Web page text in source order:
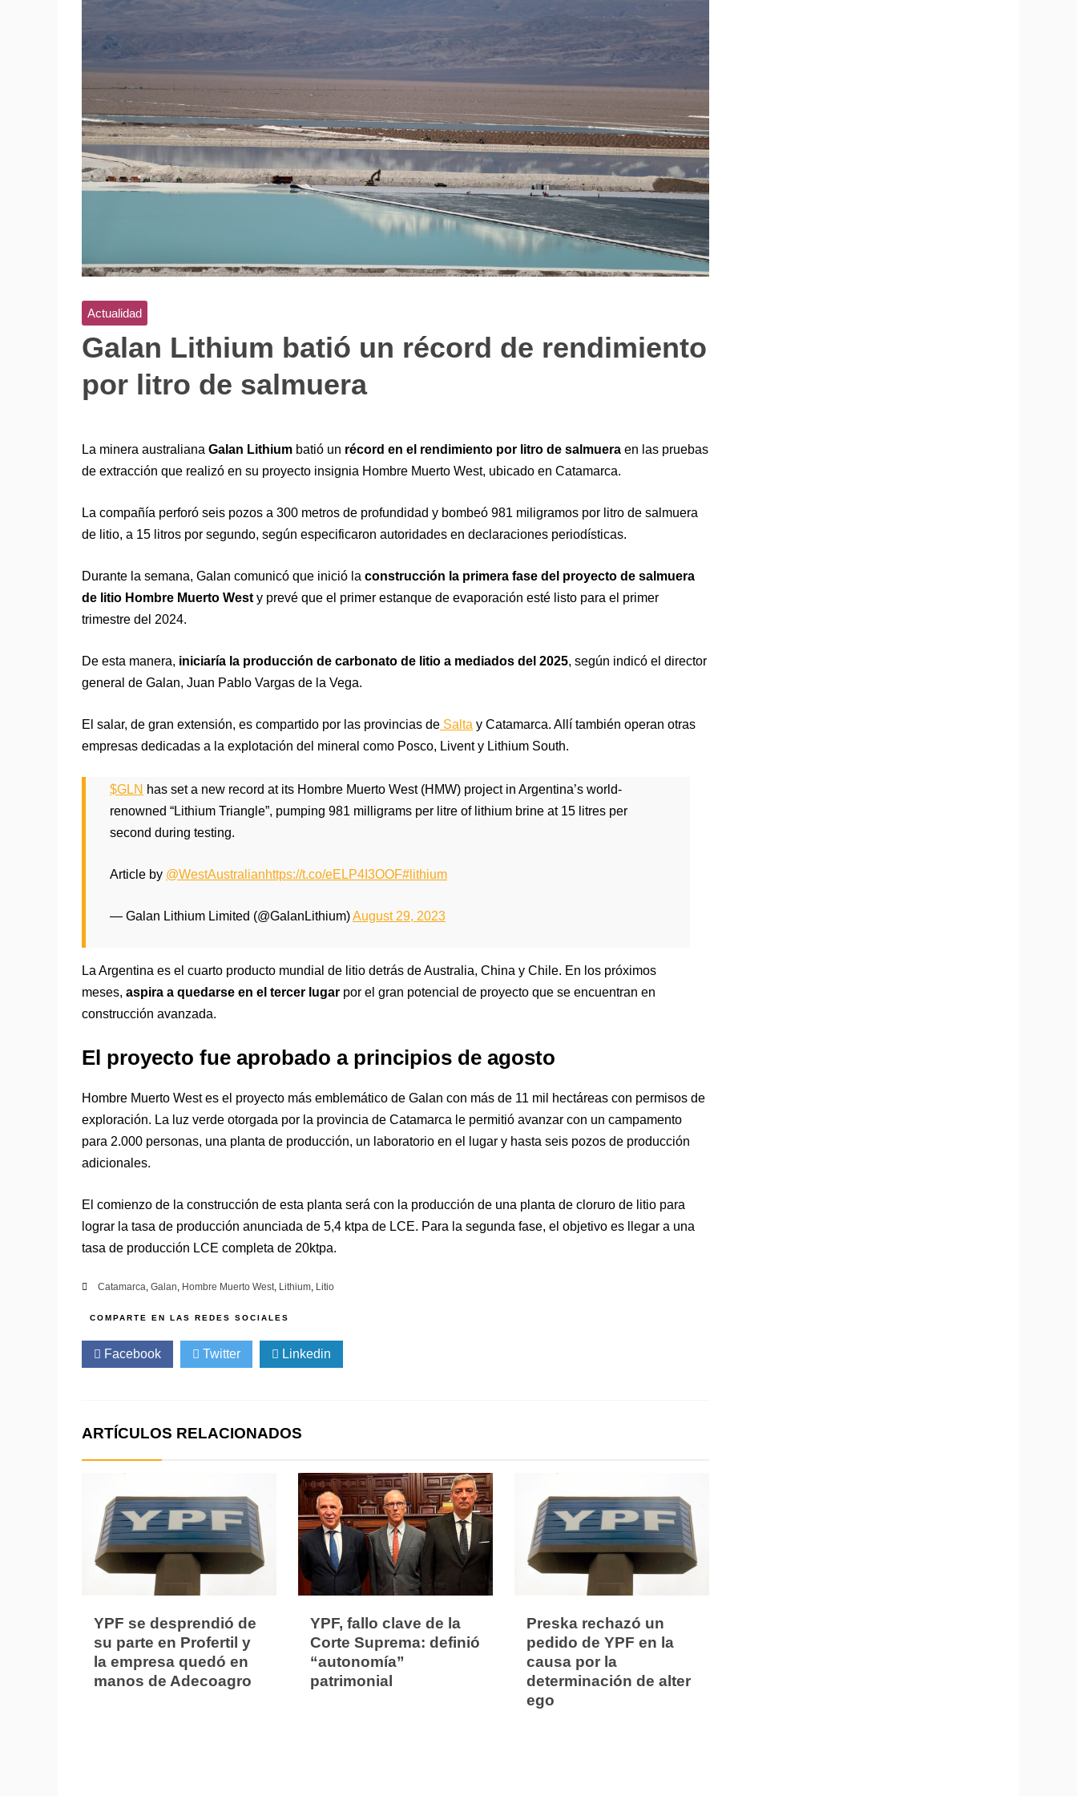
Actualidad
Galan Lithium batió un récord de rendimiento
por litro de salmuera
La minera australiana Galan Lithium batió un récord en el rendimiento por litro de salmuera en las pruebas
de extracción que realizó en su proyecto insignia Hombre Muerto West, ubicado en Catamarca.
La compañía perforó seis pozos a 300 metros de profundidad y bombeó 981 miligramos por litro de salmuera
de litio, a 15 litros por segundo, según especificaron autoridades en declaraciones periodísticas.
Durante la semana, Galan comunicó que inició la construcción la primera fase del proyecto de salmuera
de litio Hombre Muerto West y prevé que el primer estanque de evaporación esté listo para el primer
trimestre del 2024.
De esta manera, iniciaría la producción de carbonato de litio a mediados del 2025, según indicó el director
general de Galan, Juan Pablo Vargas de la Vega.
El salar, de gran extensión, es compartido por las provincias de Salta y Catamarca. Allí también operan otras
empresas dedicadas a la explotación del mineral como Posco, Livent y Lithium South.
$GLN has set a new record at its Hombre Muerto West (HMW) project in Argentina’s world-
renowned “Lithium Triangle”, pumping 981 milligrams per litre of lithium brine at 15 litres per
second during testing.
Article by @WestAustralianhttps://t.co/eELP4I3OOF#lithium
— Galan Lithium Limited (@GalanLithium)August 29, 2023
La Argentina es el cuarto producto mundial de litio detrás de Australia, China y Chile. En los próximos
meses, aspira a quedarse en el tercer lugar por el gran potencial de proyecto que se encuentran en
construcción avanzada.
El proyecto fue aprobado a principios de agosto
Hombre Muerto West es el proyecto más emblemático de Galan con más de 11 mil hectáreas con permisos de
exploración. La luz verde otorgada por la provincia de Catamarca le permitió avanzar con un campamento
para 2.000 personas, una planta de producción, un laboratorio en el lugar y hasta seis pozos de producción
adicionales.
El comienzo de la construcción de esta planta será con la producción de una planta de cloruro de litio para
lograr la tasa de producción anunciada de 5,4 ktpa de LCE. Para la segunda fase, el objetivo es llegar a una
tasa de producción LCE completa de 20ktpa.
Catamarca, Galan, Hombre Muerto West, Lithium, Litio
Facebook Twitter Linkedin
ARTÍCULOS RELACIONADOS
YPF se desprendió de
su parte en Profertil y
la empresa quedó en
manos de Adecoagro
YPF, fallo clave de la
Corte Suprema: definió
“autonomía”
patrimonial
Preska rechazó un
pedido de YPF en la
causa por la
determinación de alter
ego